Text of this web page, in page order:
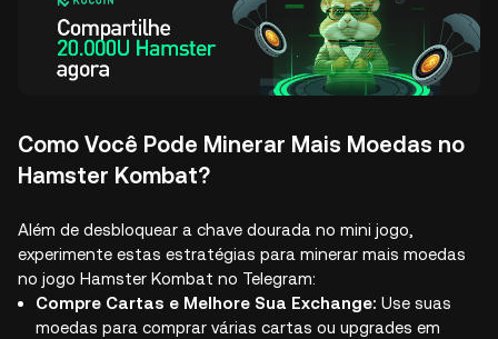
Como Você Pode Minerar Mais Moedas no
Hamster Kombat?
Além de desbloquear a chave dourada no mini jogo,
experimente estas estratégias para minerar mais moedas
no jogo Hamster Kombat no Telegram:
Compre Cartas e Melhore Sua Exchange: Use suas
moedas para comprar várias cartas ou upgrades em